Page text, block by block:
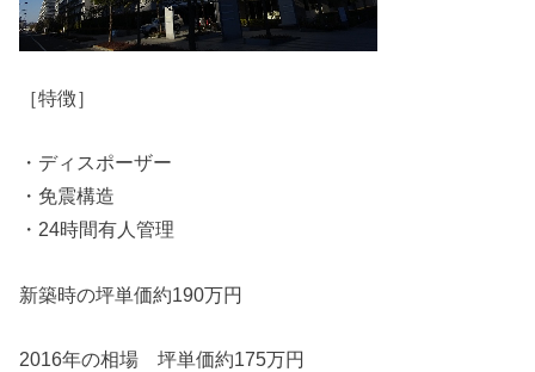
［特徴］
・ディスポーザー
・免震構造
・24時間有人管理
新築時の坪単価約190万円
2016年の相場 坪単価約175万円